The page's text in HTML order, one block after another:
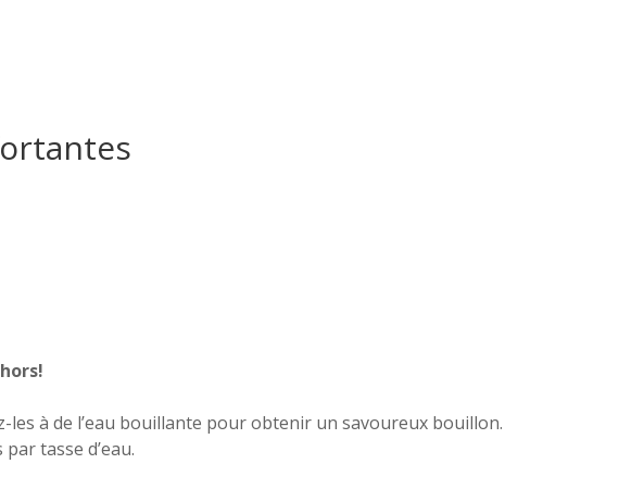
les à de l’eau bouillante pour obtenir un savoureux bouillon.
tasse d’eau.